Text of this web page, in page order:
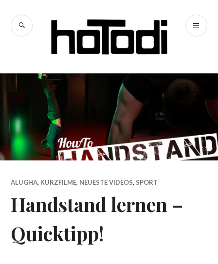
Inhalt
springen
hoTodi
SUCHE
ALUGHA, KURZFILME, NEUESTE VIDEOS, SPORT
Handstand lernen –
Quicktipp!